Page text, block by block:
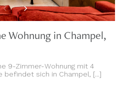
Wohnung in Champel,
9-Zimmer-Wohnung mit 4
befindet sich in Champel, [...]